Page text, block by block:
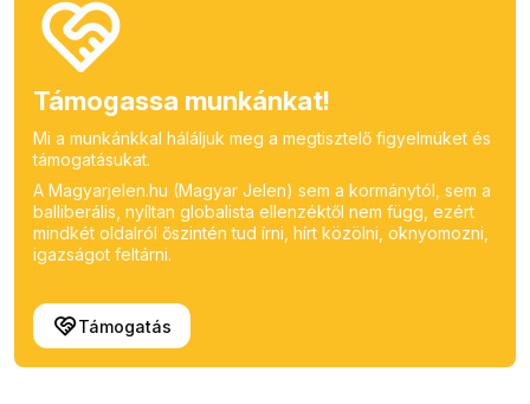
Támogassa munkánkat!
Mi a munkánkkal háláljuk meg a megtisztelő figyelmüket és
támogatásukat.
A Magyarjelen.hu (Magyar Jelen) sem a kormánytól, sem a
balliberális, nyíltan globalista ellenzéktől nem függ, ezért
mindkét oldalról őszintén tud írni, hírt közölni, oknyomozni,
igazságot feltárni.
Támogatás